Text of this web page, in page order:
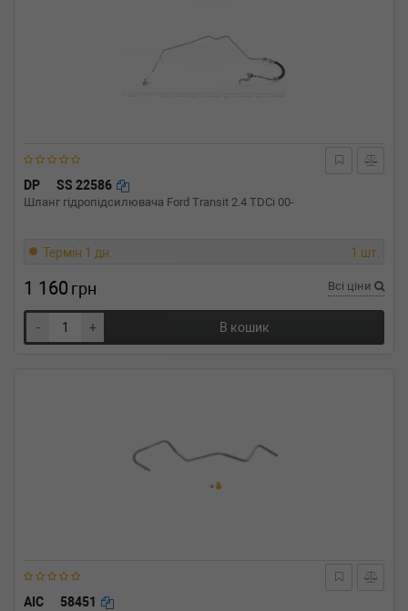
DP SS 22586
Шланг гідропідсилювача Ford Transit 2.4 TDCi 00-
Термін 1 дн. 1 шт.
1 160 грн Всі ціни
- + В кошик
AIC 58451